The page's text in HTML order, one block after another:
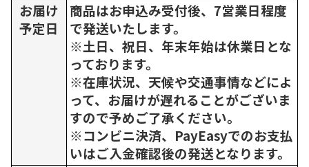
お届け
予定日
商品はお申込み受付後、7営業日程度
で発送いたします。
※土日、祝日、年末年始は休業日とな
っております。
※在庫状況、天候や交通事情などによ
って、お届けが遅れることがございま
すので予めご了承ください。
※コンビニ決済、PayEasyでのお支払
いはご入金確認後の発送となります。